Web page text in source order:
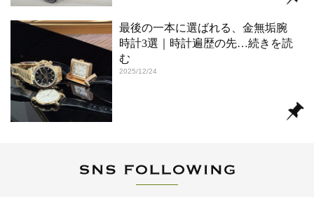
最後の一本に選ばれる、金無垢腕
時計3選｜時計遍歴の先…続きを読
む
2025/12/24